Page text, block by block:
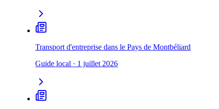
Transport d'entreprise dans le Pays de Montbéliard
Guide local · 1 juillet 2026